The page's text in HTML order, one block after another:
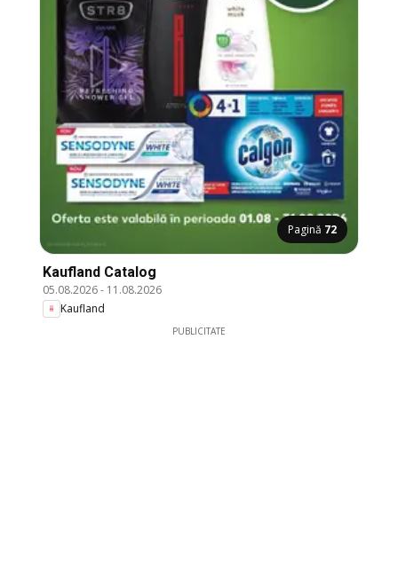
Pagină 72
Kaufland Catalog
05.08.2026- 11.08.2026
Kaufland
PUBLICITATE